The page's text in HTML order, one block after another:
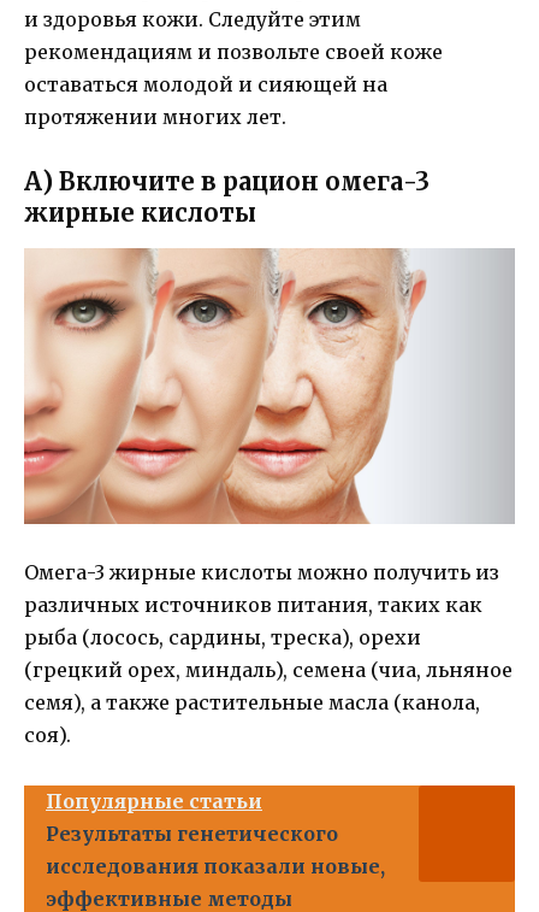
и здоровья кожи. Следуйте этим
рекомендациям и позвольте своей коже
оставаться молодой и сияющей на
протяжении многих лет.
А) Включите в рацион омега-3
жирные кислоты
Омега-3 жирные кислоты можно получить из
различных источников питания, таких как
рыба (лосось, сардины, треска), орехи
(грецкий орех, миндаль), семена (чиа, льняное
семя), а также растительные масла (канола,
соя).
Популярные статьи
Результаты генетического
исследования показали новые,
эффективные методы